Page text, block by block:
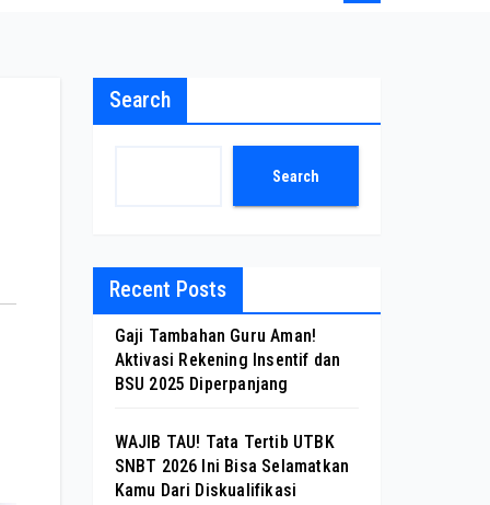
Search
Search
Recent Posts
Gaji Tambahan Guru Aman!
Aktivasi Rekening Insentif dan
BSU 2025 Diperpanjang
WAJIB TAU! Tata Tertib UTBK
SNBT 2026 Ini Bisa Selamatkan
Kamu Dari Diskualifikasi